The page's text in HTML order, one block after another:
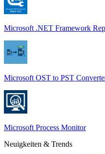
Microsoft .NET Framework
Microsoft OST to PST
Microsoft Process Monitor
Neuigkeiten & Trends